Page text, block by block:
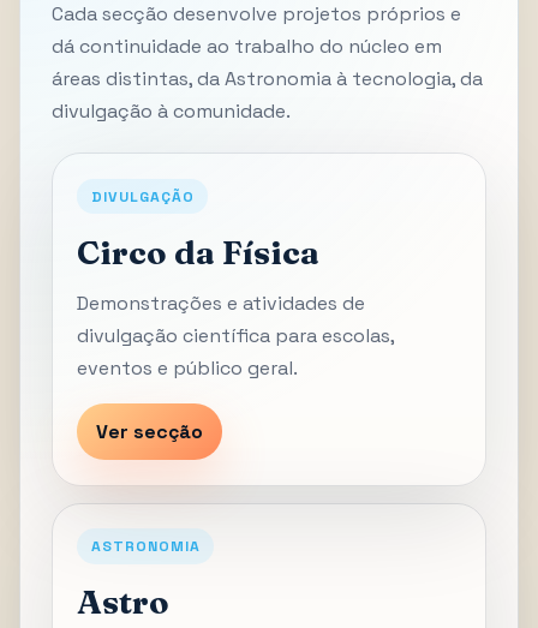
Cada secção desenvolve projetos próprios e
dá continuidade ao trabalho do núcleo em
áreas distintas, da Astronomia à tecnologia, da
divulgação à comunidade.
DIVULGAÇÃO
Circo da Física
Demonstrações e atividades de
divulgação científica para escolas,
eventos e público geral.
Ver secção
ASTRONOMIA
Astro